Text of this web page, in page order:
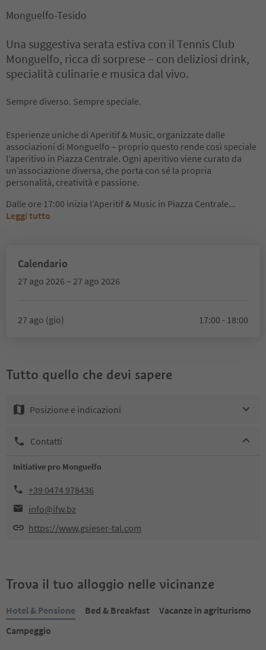
Monguelfo-Tesido
Una suggestiva serata estiva con il Tennis Club
Monguelfo, ricca di sorprese – con deliziosi drink,
specialità culinarie e musica dal vivo.
Sempre diverso. Sempre speciale.
Esperienze uniche di Aperitif & Music, organizzate dalle
associazioni di Monguelfo – proprio questo rende così speciale
l’aperitivo in Piazza Centrale. Ogni aperitivo viene curato da
un’associazione diversa, che porta con sé la propria
personalità, creatività e passione.
Dalle ore 17:00 inizia l’Aperitif & Music in Piazza Centrale...
Leggi tutto
Calendario
27 ago 2026 – 27 ago 2026
27 ago (gio) 17:00 - 18:00
Tutto quello che devi sapere
Posizione e indicazioni
Contatti
Initiative pro Monguelfo
+39 0474 978436
info@ifw.bz
https://www.gsieser-tal.com
Trova il tuo alloggio nelle vicinanze
Hotel & Pensione Bed & Breakfast
Vacanze in agriturismo
Campeggio